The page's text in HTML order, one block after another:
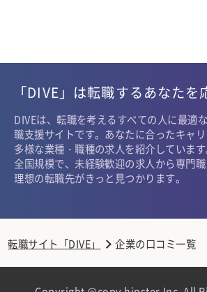
「DIVE」は転職するあなたを
DIVEは、転職を考えるすべての人に最適
職支援サイトです。あなたに合ったキャリ
多様な業種・職種の求人を紹介していま
全国規模で、未経験歓迎の求人から専門職
理想の転職先がきっと見つかります。
転職サイト「DIVE」 企業の口コミ一覧